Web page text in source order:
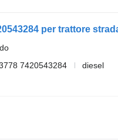
per trattore
7420543284
diesel